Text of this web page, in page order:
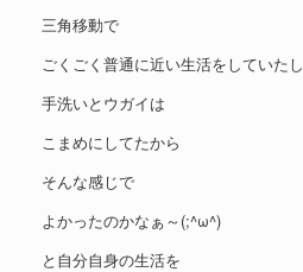
三角移動で
ごくごく普通に近い生活をしていたし
手洗いとウガイは
こまめにしてたから
そんな感じで
よかったのかなぁ～(;^ω^)
と自分自身の生活を